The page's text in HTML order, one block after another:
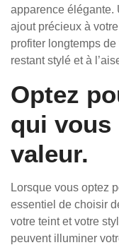
apparence élégante.
ajout précieux à
profiter longtemps
restant stylé et à
Optez
qui vous
valeur.
Lorsque vous optez
essentiel de choisir
votre teint et votre
peuvent illuminer